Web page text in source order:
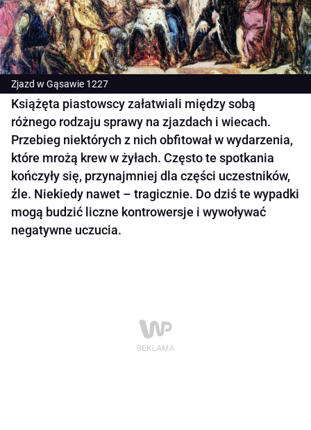
Zjazd w Gąsawie 1227
Książęta piastowscy załatwiali między sobą
różnego rodzaju sprawy na zjazdach i wiecach.
Przebieg niektórych z nich obfitował w wydarzenia,
które mrożą krew w żyłach. Często te spotkania
kończyły się, przynajmniej dla części uczestników,
źle. Niekiedy nawet – tragicznie. Do dziś te wypadki
mogą budzić liczne kontrowersje i wywoływać
negatywne uczucia.